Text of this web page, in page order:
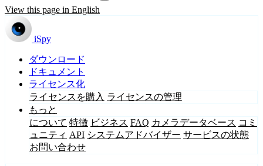
View this page in English
iSpy
ダウンロード
ドキュメント
ライセンス化
ライセンスを購入 ライセンスの管理
もっと
について 特徴 ビジネス FAQ カメラデータベース コミ
ュニティ API システムアドバイザー サービスの状態
お問い合わせ